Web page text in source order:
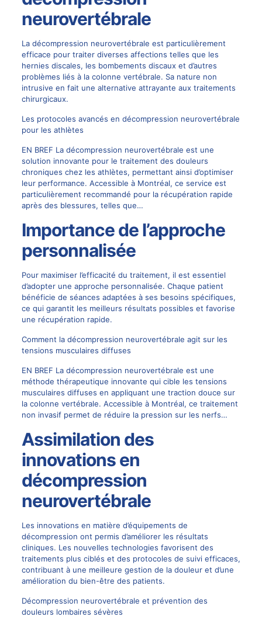
neurovertébrale
La décompression neurovertébrale est particulièrement
efficace pour traiter diverses affections telles que les
hernies discales, les bombements discaux et d’autres
problèmes liés à la colonne vertébrale. Sa nature non
intrusive en fait une alternative attrayante aux traitements
chirurgicaux.
Les protocoles avancés en décompression neurovertébrale
pour les athlètes
EN BREF La décompression neurovertébrale est une
solution innovante pour le traitement des douleurs
chroniques chez les athlètes, permettant ainsi d’optimiser
leur performance. Accessible à Montréal, ce service est
particulièrement recommandé pour la récupération rapide
après des blessures, telles que…
Importance de l’approche
personnalisée
Pour maximiser l’efficacité du traitement, il est essentiel
d’adopter une approche personnalisée. Chaque patient
bénéficie de séances adaptées à ses besoins spécifiques,
ce qui garantit les meilleurs résultats possibles et favorise
une récupération rapide.
Comment la décompression neurovertébrale agit sur les
tensions musculaires diffuses
EN BREF La décompression neurovertébrale est une
méthode thérapeutique innovante qui cible les tensions
musculaires diffuses en appliquant une traction douce sur
la colonne vertébrale. Accessible à Montréal, ce traitement
non invasif permet de réduire la pression sur les nerfs…
Assimilation des
innovations en
décompression
neurovertébrale
Les innovations en matière d’équipements de
décompression ont permis d’améliorer les résultats
cliniques. Les nouvelles technologies favorisent des
traitements plus ciblés et des protocoles de suivi efficaces,
contribuant à une meilleure gestion de la douleur et d’une
amélioration du bien-être des patients.
Décompression neurovertébrale et prévention des
douleurs lombaires sévères